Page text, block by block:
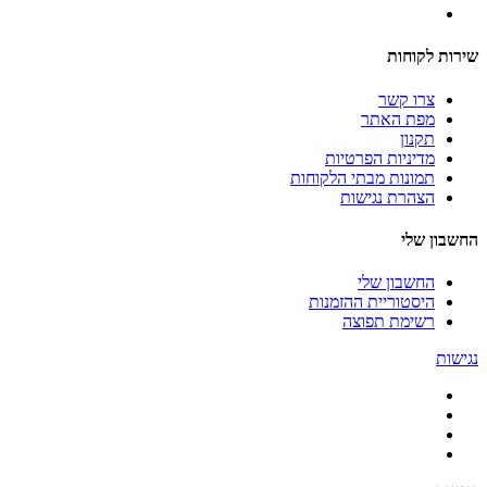
שירות לקוחות
צרו קשר
מפת האתר
תקנון
מדיניות הפרטיות
תמונות מבתי הלקוחות
הצהרת נגישות
החשבון שלי
החשבון שלי
היסטוריית ההזמנות
רשימת תפוצה
נגישות